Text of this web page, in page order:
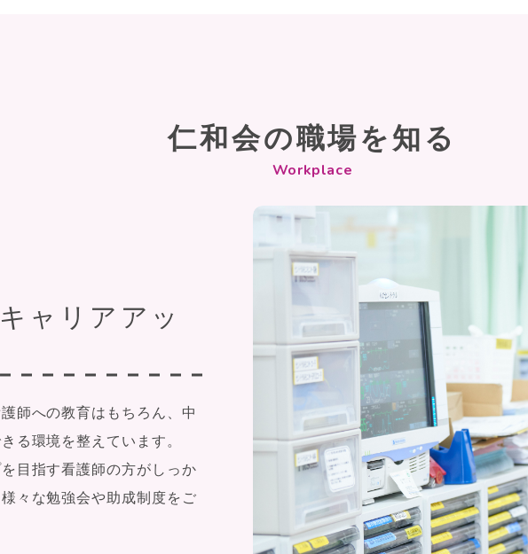
仁和会の職場を知る
Workplace
ャリアアッ
師への教育はもちろん、中
る環境を整えています。
目指す看護師の方がしっか
々な勉強会や助成制度をご